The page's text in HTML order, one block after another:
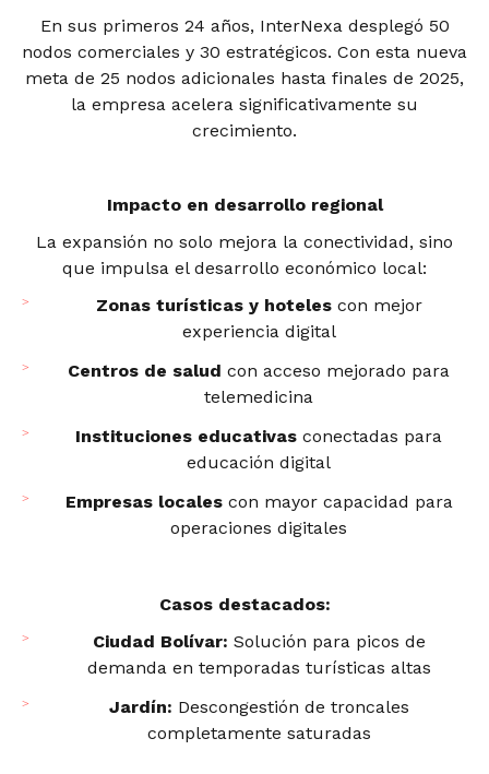
En sus primeros 24 años, InterNexa desplegó 50
nodos comerciales y 30 estratégicos. Con esta nueva
meta de 25 nodos adicionales hasta finales de 2025,
la empresa acelera significativamente su
crecimiento.
Impacto en desarrollo regional
La expansión no solo mejora la conectividad, sino
que impulsa el desarrollo económico local:
Zonas turísticas y hotelescon mejor
experiencia digital
Centros de salud con acceso mejorado para
telemedicina
Instituciones educativas conectadas para
educación digital
Empresas localescon mayor capacidad para
operaciones digitales
Casos destacados:
Ciudad Bolívar: Solución para picos de
demanda en temporadas turísticas altas
Jardín: Descongestión de troncales
completamente saturadas